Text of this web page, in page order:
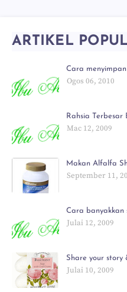
ARTIKEL
Cara
Ogos 06, 2010
Rahsia Terbesar
Mac 12, 2009
Makan Alfalfa
September 11,
Cara banyakkan
Julai 12, 2009
Share your story
Julai 10, 2009